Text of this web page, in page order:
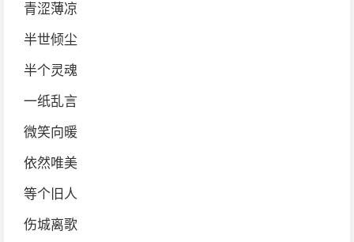
青涩薄凉
半世倾尘
半个灵魂
一纸乱言
微笑向暖
依然唯美
等个旧人
伤城离歌